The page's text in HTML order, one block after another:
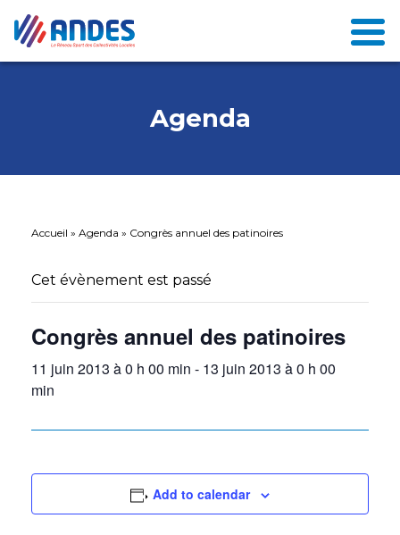
Agenda
Accueil » Agenda » Congrès annuel des patinoires
Cet évènement est passé
Congrès annuel des patinoires
11 juin 2013 à 0 h 00 min - 13 juin 2013 à 0 h 00
min
Add to calendar